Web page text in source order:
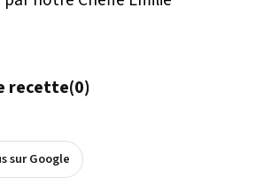
recette(0)
sur Google